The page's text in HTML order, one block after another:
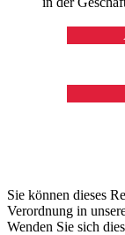
Sie können dieses
Verordnung in
Wenden Sie sich